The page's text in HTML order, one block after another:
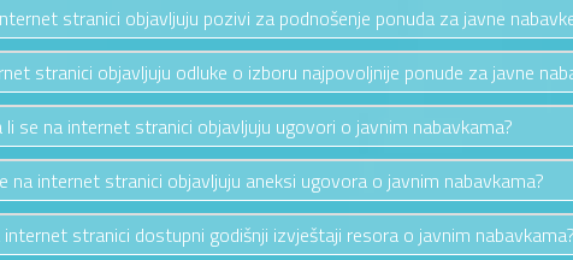
stranici objavljuju pozivi za podnošenje ponuda za javne
stranici objavljuju odluke o izboru najpovoljnije ponude za javne
li se na internet stranici objavljuju ugovori o javnim nabavkama?
na internet stranici objavljuju aneksi ugovora o javnim nabavkama?
internet stranici dostupni godišnji izvještaji resora o javnim nabavkama?